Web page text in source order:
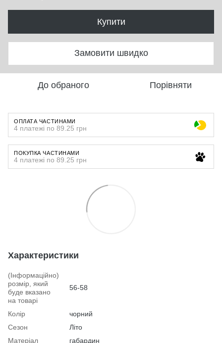
Купити
Замовити швидко
До обраного Порівняти
ОПЛАТА ЧАСТИНАМИ
4 платежі по 89.25 грн
ПОКУПКА ЧАСТИНАМИ
4 платежі по 89.25 грн
Характеристики
(Інформаційно)
розмір, який
буде вказано
на товарі
56-58
Колір
чорний
Сезон
Літо
Матеріал
габардин